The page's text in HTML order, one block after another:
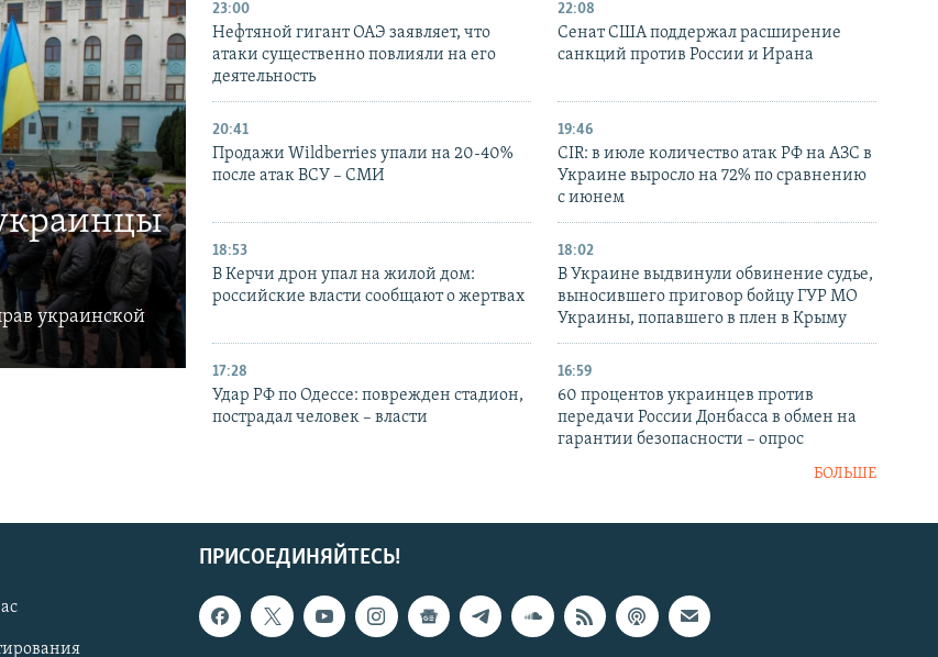
украинской
23:00
Нефтяной гигант ОАЭ заявляет, что
атаки существенно повлияли на его
деятельность
22:08
Сенат США поддержал расширение
санкций против России и Ирана
20:41
Продажи Wildberries упали на 20-40%
после атак ВСУ – СМИ
19:46
CIR: в июле количество атак РФ на АЗС в
Украине выросло на 72% по сравнению
с июнем
18:53
В Керчи дрон упал на жилой дом:
российские власти сообщают о жертвах
18:02
В Украине выдвинули обвинение судье,
выносившего приговор бойцу ГУР МО
Украины, попавшего в плен в Крыму
17:28
Удар РФ по Одессе: поврежден стадион,
пострадал человек – власти
16:59
60 процентов украинцев против
передачи России Донбасса в обмен на
гарантии безопасности – опрос
БОЛЬШЕ
ПРИСОЕДИНЯЙТЕСЬ!